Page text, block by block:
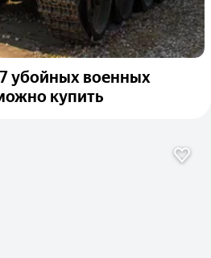
убойных военных
купить